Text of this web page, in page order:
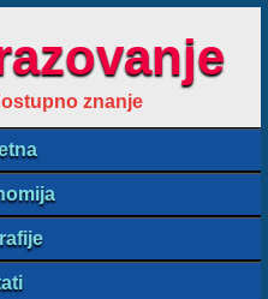
znanje